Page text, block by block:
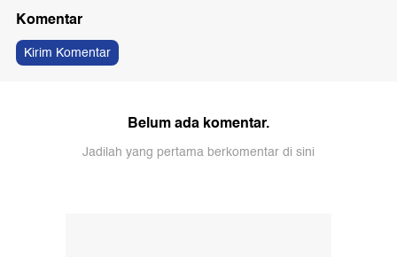
Komentar
Kirim Komentar
Belum ada komentar.
Jadilah yang pertama berkomentar di sini